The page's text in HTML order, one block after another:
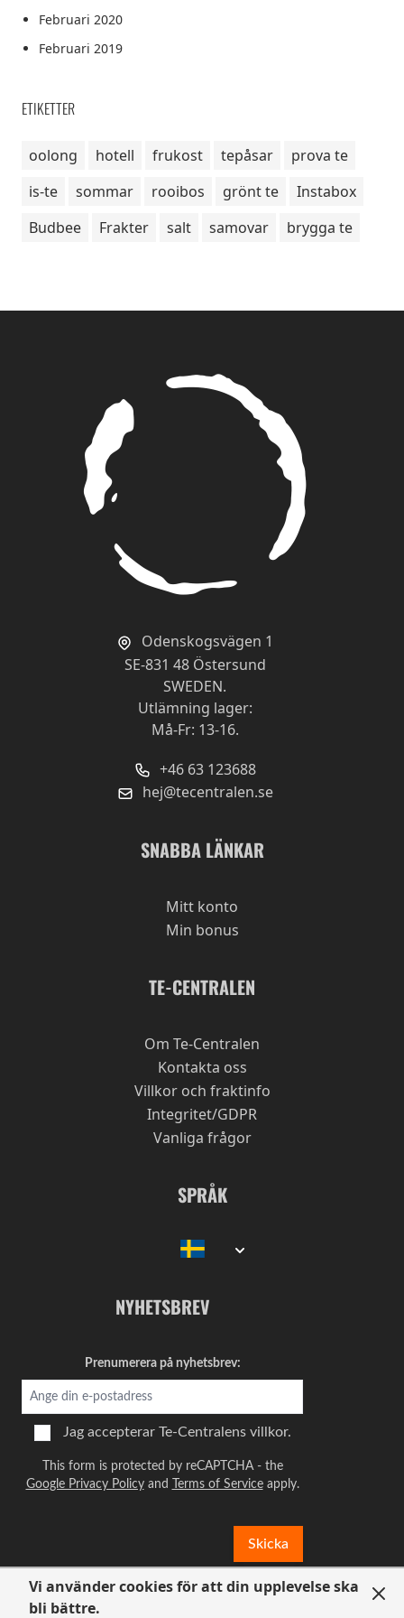
Vi använder cookies för att din upplevelse ska
bli bättre.
Februari 2020
Februari 2019
ETIKETTER
oolong hotell frukost tepåsar
prova te
is-te
sommar rooibos grönt te
Instabox
Budbee
Frakter salt samovar brygga te
Odenskogsvägen 1
SE-831 48 Östersund
SWEDEN.
Utlämning lager:
Må-Fr: 13-16.
+46 63 123688
hej@tecentralen.se
SNABBA LÄNKAR
Mitt konto
Min bonus
TE-CENTRALEN
Om Te-Centralen
Kontakta oss
Villkor och fraktinfo
Integritet/GDPR
Vanliga frågor
SPRÅK
NYHETSBREV
Prenumerera på nyhetsbrev:
Jag accepterar Te-Centralens villkor.
This form is protected by reCAPTCHA - the
Google Privacy Policyand Terms of Serviceapply.
Skicka